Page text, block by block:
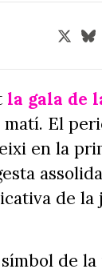
X
la gala de
El
en la
de la
de